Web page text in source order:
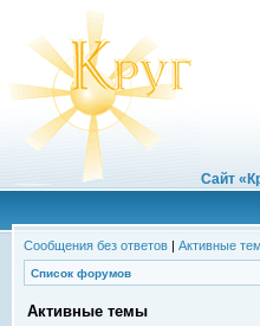
Сайт
Сообщения без ответов | Активные
Список форумов
Активные темы